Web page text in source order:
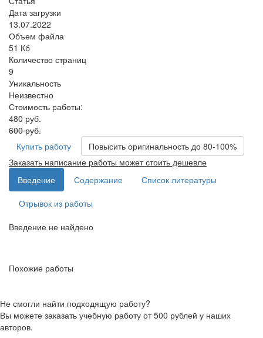
Дата загрузки
13.07.2022
Объем файла
51 Кб
Количество страниц
9
Уникальность
Неизвестно
Стоимость работы:
480 руб.
600 руб.
Купить работу
Повысить оригинальность до 80-100%
Заказать написание работы может стоить дешевле
Введение
Содержание
Список литературы
Отрывок из работы
Введение не найдено
Похожие работы
Не смогли найти подходящую работу?
Вы можете заказать учебную работу от 500 рублей у наших
авторов.